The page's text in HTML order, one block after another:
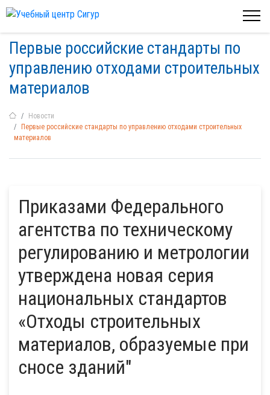
Первые российские стандарты по
управлению отходами строительных
материалов
Новости
Первые российские стандарты по управлению отходами строительных
материалов
Приказами Федерального
агентства по техническому
регулированию и метрологии
утверждена новая серия
национальных стандартов
«Отходы строительных
материалов, образуемые при
сносе зданий"